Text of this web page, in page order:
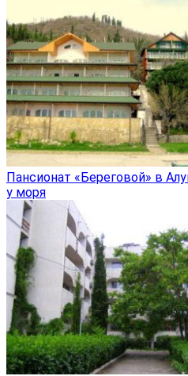
Пансионат «Береговой» в
у моря